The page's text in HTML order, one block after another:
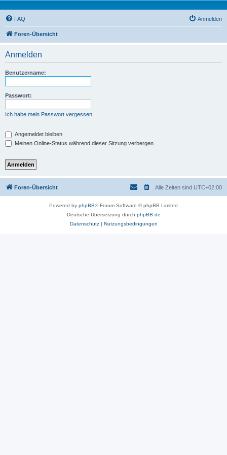
FAQ Anmelden
Foren-Übersicht
Anmelden
Benutzername:
Passwort:
Ich habe mein Passwort vergessen
Angemeldet bleiben
Meinen Online-Status während dieser Sitzung verbergen
Foren-Übersicht Alle Zeiten sind UTC+02:00
Powered by phpBB® Forum Software © phpBB Limited
Deutsche Übersetzung durch phpBB.de
Datenschutz| Nutzungsbedingungen